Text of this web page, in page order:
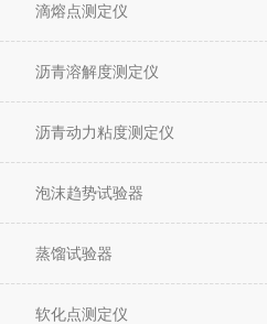
滴熔点测定仪
沥青溶解度测定仪
沥青动力粘度测定仪
泡沫趋势试验器
蒸馏试验器
软化点测定仪